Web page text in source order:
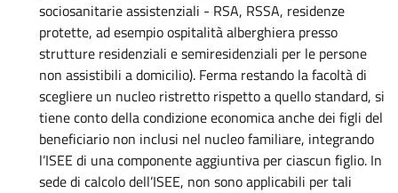
sociosanitarie assistenziali - RSA, RSSA, residenze
protette, ad esempio ospitalità alberghiera presso
strutture residenziali e semiresidenziali per le persone
non assistibili a domicilio). Ferma restando la facoltà di
scegliere un nucleo ristretto rispetto a quello standard, si
tiene conto della condizione economica anche dei figli del
beneficiario non inclusi nel nucleo familiare, integrando
l’ISEE di una componente aggiuntiva per ciascun figlio. In
sede di calcolo dell’ISEE, non sono applicabili per tali